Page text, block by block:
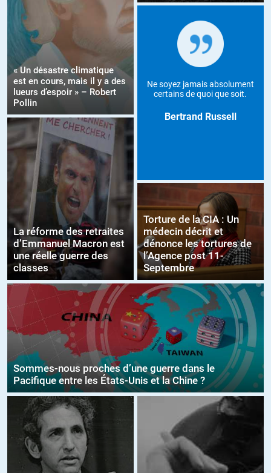
« Un désastre climatique
est en cours, mais il y a des
lueurs d’espoir » – Robert
Pollin
La réforme des retraites
d’Emmanuel Macron est
une réelle guerre des
classes
Ne soyez jamais absolument
certains de quoi que soit.
Bertrand Russell
Torture de la CIA : Un
médecin décrit et
dénonce les tortures de
l’Agence post 11-
Septembre
Sommes-nous proches d’une guerre dans le
Pacifique entre les États-Unis et la Chine ?